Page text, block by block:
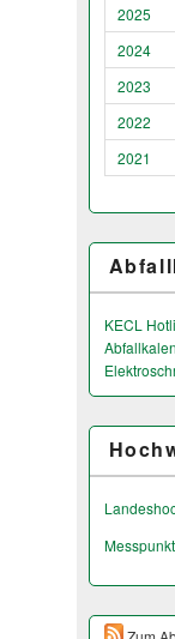
2025
2024
2023
2022
2021
KECL